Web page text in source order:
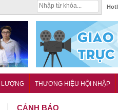
LƯỢNG THƯƠNG HIỆU HỘI NHẬP
CẢNH BÁO